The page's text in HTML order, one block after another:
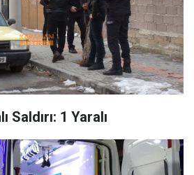
Saldırı: 1 Yaralı